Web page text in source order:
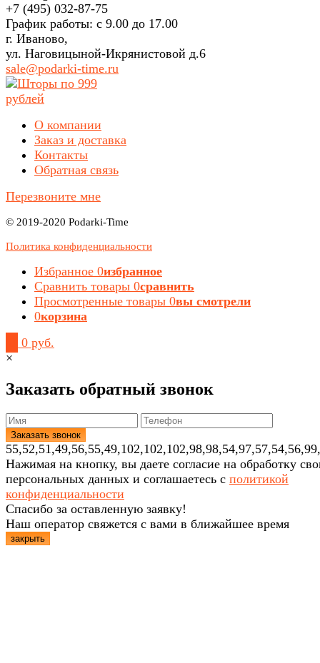
+7 (495) 032-87-75
График работы: с 9.00 до 17.00
г. Иваново,
ул. Наговицыной-Икрянистовой д.6
sale@podarki-time.ru
О компании
Заказ и доставка
Контакты
Обратная связь
Перезвоните мне
© 2019-2020 Podarki-Time
Политика конфиденциальности
Избранное 0избранное
Сравнить товары 0сравнить
Просмотренные товары 0вы смотрели
0корзина
0 руб.
×
Заказать обратный звонок
Нажимая на кнопку, вы даете согласие на обработку
персональных данных и соглашаетесь с политикой
конфиденциальности
Спасибо за оставленную заявку!
Наш оператор свяжется с вами в ближайшее время
закрыть